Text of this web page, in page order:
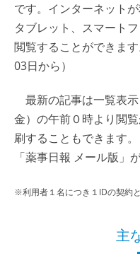
です。インターネット
タブレット、スマート
閲覧することができま
03日から）
最新の記事は一覧表示
金）の午前０時より閲
刷することもできます
「薬事日報 メール版」
※利用者１名につき１IDの契約と
主